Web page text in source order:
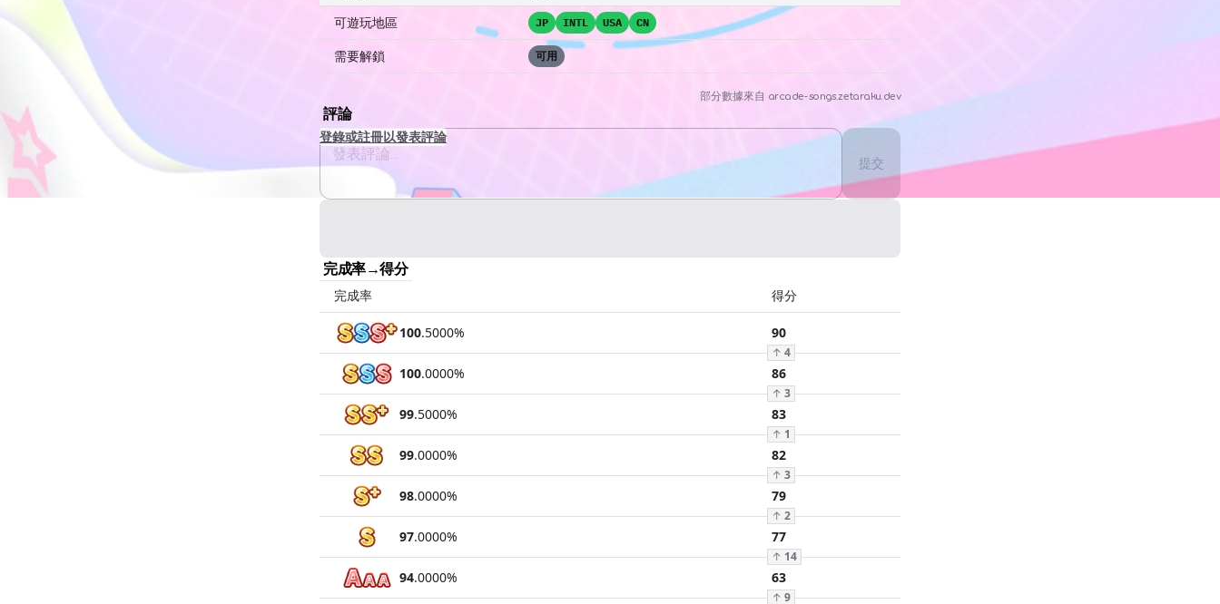
可遊玩地區 JP INTL USA CN
需要解鎖 可用
部分數據來自 arcade-songs.zetaraku.dev
評論
提交
登錄或註冊以發表評論
完成率→得分
完成率 得分
100.5000% 90
↑ 4
100.0000% 86
↑ 3
99.5000% 83
↑ 1
99.0000% 82
↑ 3
98.0000% 79
↑ 2
97.0000% 77
↑ 14
94.0000% 63
↑ 9